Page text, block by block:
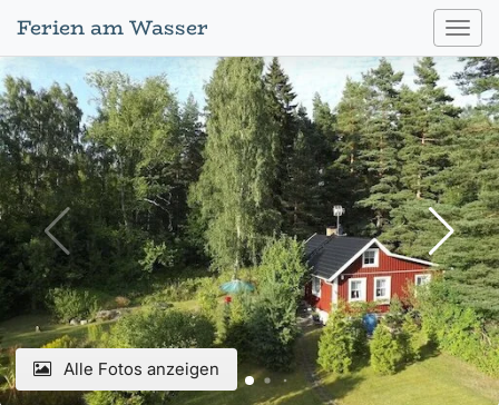
Ferien am Wasser
Alle Fotos anzeigen